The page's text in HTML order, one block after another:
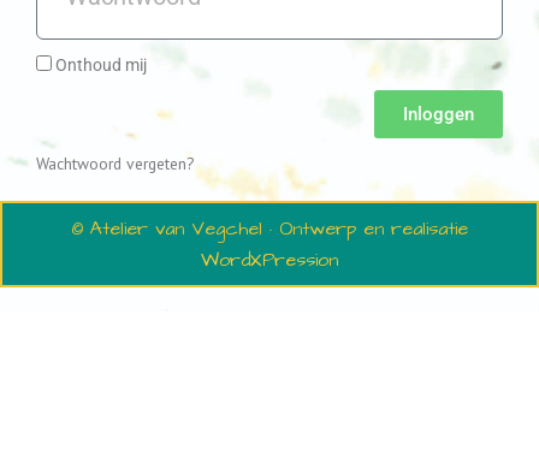
Onthoud mij
Inloggen
Wachtwoord vergeten?
© Atelier van Vegchel · Ontwerp en realisatie
WordXPression